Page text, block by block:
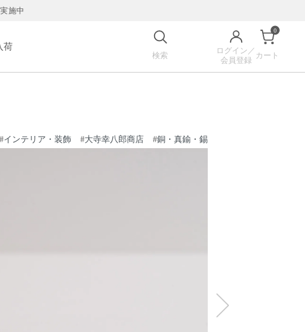
施中
荷
ログイン／
会員登録
0
カート
検索
#インテリア・装飾 #大寺幸八郎商店 #銅・真鍮・錫